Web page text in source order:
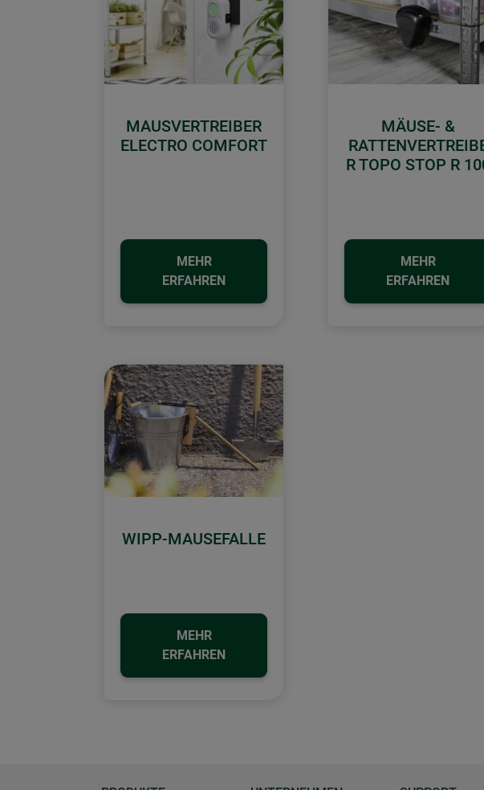
MAUSVERTREIBER
ELECTRO COMFORT
MEHR
ERFAHREN
MÄUSE- &
R TOPO STOP R
MEHR
ERFAHREN
WIPP-MAUSEFALLE
MEHR
ERFAHREN